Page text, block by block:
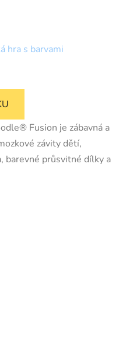
hra s barvami
Fusion je zábavná a
závity dětí,
barevné průsvitné dílky a